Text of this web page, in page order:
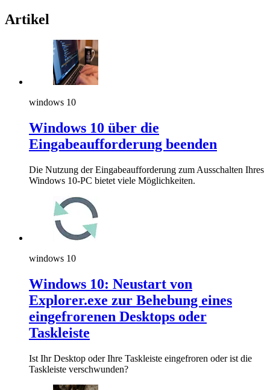
Artikel
windows 10
Windows 10 über die
Eingabeaufforderung beenden
Die Nutzung der Eingabeaufforderung zum Ausschalten Ihres
Windows 10-PC bietet viele Möglichkeiten.
windows 10
Windows 10: Neustart von
Explorer.exe zur Behebung eines
eingefrorenen Desktops oder
Taskleiste
Ist Ihr Desktop oder Ihre Taskleiste eingefroren oder ist die
Taskleiste verschwunden?